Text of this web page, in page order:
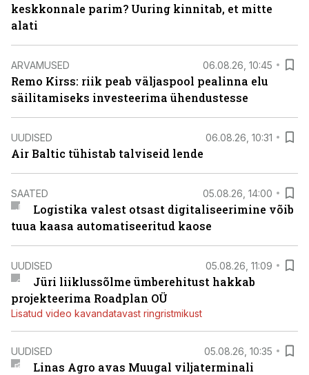
keskkonnale parim? Uuring kinnitab, et mitte
alati
ARVAMUSED 06.08.26, 10:45
Remo Kirss: riik peab väljaspool pealinna elu
säilitamiseks investeerima ühendustesse
UUDISED 06.08.26, 10:31
Air Baltic tühistab talviseid lende
SAATED 05.08.26, 14:00
Logistika valest otsast digitaliseerimine võib
tuua kaasa automatiseeritud kaose
UUDISED 05.08.26, 11:09
Jüri liiklussõlme ümberehitust hakkab
projekteerima Roadplan OÜ
Lisatud video kavandatavast ringristmikust
UUDISED 05.08.26, 10:35
Linas Agro avas Muugal viljaterminali